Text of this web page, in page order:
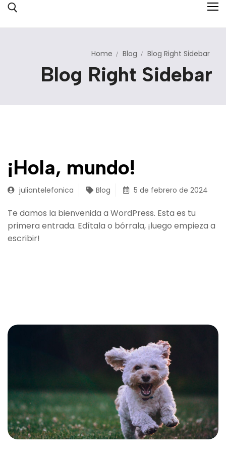
Sobre Nosotros
Servicios
Contacto
Home Blog Blog Right Sidebar
Blog Right Sidebar
¡Hola, mundo!
juliantelefonica Blog 5 de febrero de 2024
Te damos la bienvenida a WordPress. Esta es tu
primera entrada. Edítala o bórrala, ¡luego empieza a
escribir!